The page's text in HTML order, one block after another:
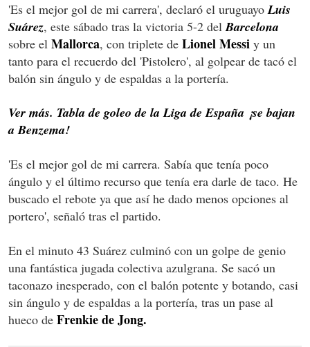
'Es el mejor gol de mi carrera', declaró el uruguayoLuis
Suárez, este sábado tras la victoria 5-2 delBarcelona
sobre el Mallorca, con triplete de Lionel Messi y un
tanto para el recuerdo del 'Pistolero', al golpear de tacó el
balón sin ángulo y de espaldas a la portería.
Ver más. Tabla de goleo de la Liga de España ¡se bajan
a Benzema!
'Es el mejor gol de mi carrera. Sabía que tenía poco
ángulo y el último recurso que tenía era darle de taco. He
buscado el rebote ya que así he dado menos opciones al
portero', señaló tras el partido.
En el minuto 43 Suárez culminó con un golpe de genio
una fantástica jugada colectiva azulgrana. Se sacó un
taconazo inesperado, con el balón potente y botando, casi
sin ángulo y de espaldas a la portería, tras un pase al
hueco de Frenkie de Jong.